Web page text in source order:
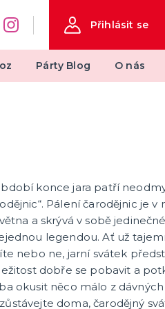
Přihlásit se
Párty Blog O nás
Svatební doplňky
Svatební
Stuhy, mašle,
Svatební balónky
další kategorie
konce jara patří
Pálení čarodějnic je v
a skrývá v sobě
legendou. Ať už
nebo ne, jarní svátek
dobře se pobavit a
okusit něco málo z
doma, čarodějný